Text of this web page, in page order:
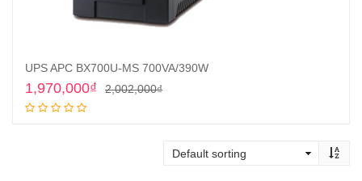
UPS APC BX700U-MS 700VA/390W
2,002,000₫Original
2,002,000₫.
1,970,000₫
Current
1,970,000₫.